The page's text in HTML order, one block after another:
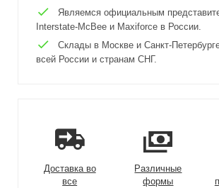
Являемся официальным
Interstate-McBee и Maxiforce в России.
Склады в Москве и Санкт-
всей России и странам СНГ.
Доставка во
все
Различные
формы